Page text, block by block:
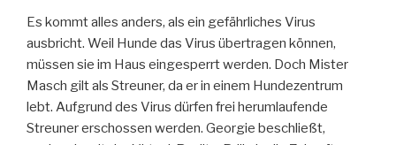
Es kommt alles anders, als ein gefährliches Virus
ausbricht. Weil Hunde das Virus übertragen können,
müssen sie im Haus eingesperrt werden. Doch Mister
Masch gilt als Streuner, da er in einem Hundezentrum
lebt. Aufgrund des Virus dürfen frei herumlaufende
Streuner erschossen werden. Georgie beschließt,